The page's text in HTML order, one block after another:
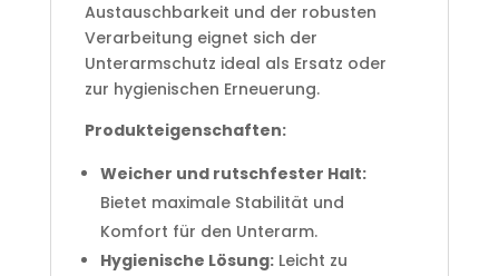
Austauschbarkeit und der robusten
Verarbeitung eignet sich der
Unterarmschutz ideal als Ersatz oder
zur hygienischen Erneuerung.
Produkteigenschaften:
Weicher und rutschfester Halt:
Bietet maximale Stabilität und
Komfort für den Unterarm.
Hygienische Lösung:Leicht zu